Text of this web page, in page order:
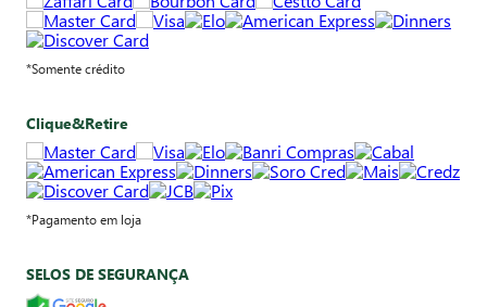
*Somente crédito
Clique&Retire
*Pagamento em loja
SELOS DE SEGURANÇA